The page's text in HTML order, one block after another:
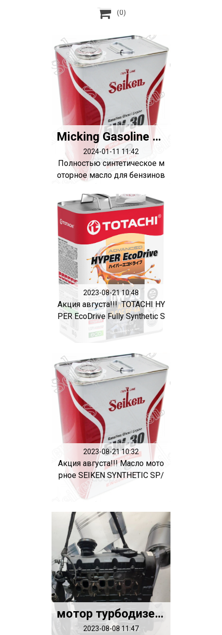
 (0)
Micking Gasoline Oil MG1 5W-50 SP synth. (4л)
2024-01-11 11:42
Полностью синтетическое м
оторное масло для бензинов
2023-08-21 10:48
Акция августа!!! TOTACHI HY
PER EcoDrive Fully Synthetic S
P...
2023-08-21 10:32
Акция августа!!! Масло мото
рное SEIKEN SYNTHETIC SP/
GF-6A/C...
мотор турбодизель 1.9 BJB
2023-08-08 11:47